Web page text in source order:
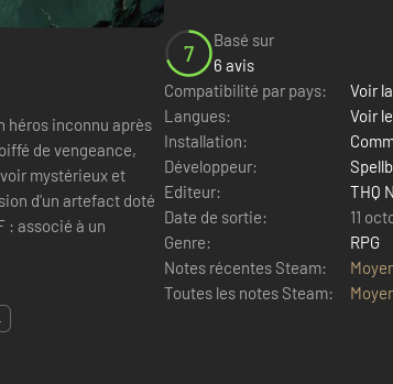
héros inconnu après
de vengeance,
mystérieux et
d'un artefact doté
: associé à un
7
Basé sur
6 avis
Compatibilité par pays:
Voir
Langues:
Voir
Installation:
Développeur:
Editeur:
THQ
Date de sortie:
11
Genre:
RPG
Notes récentes Steam:
Toutes les notes Steam: